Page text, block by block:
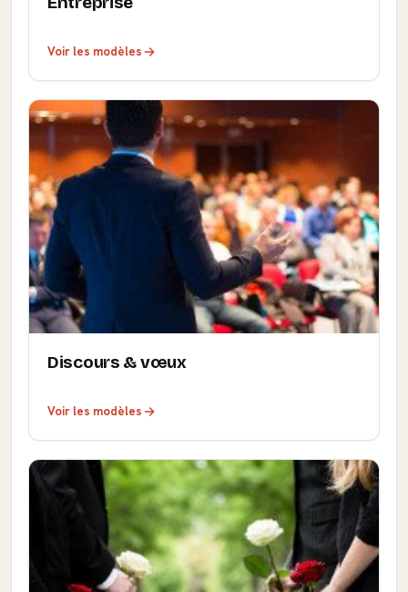
Voir les modèles
Discours & vœux
Voir les modèles